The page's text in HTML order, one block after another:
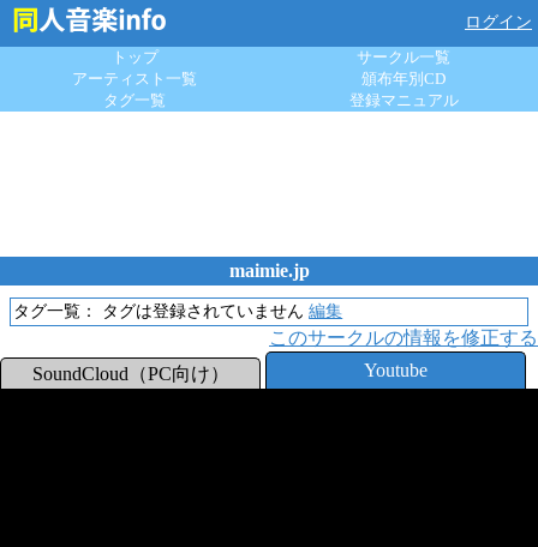
ログイン
トップ
サークル一覧
アーティスト一覧
頒布年別CD
タグ一覧
登録マニュアル
maimie.jp
タグ一覧： タグは登録されていません 編集
このサークルの情報を修正する
SoundCloud（PC向け）
Youtube